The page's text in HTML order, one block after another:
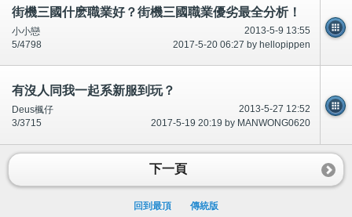
街機三國什麽職業好？街機三國職業優劣最全分析！
2013-5-9 13:55
小小戀
2017-5-20 06:27 by hellopippen
5/4798
有沒人同我一起系新服到玩？
2013-5-27 12:52
Deus楓仔
2017-5-19 20:19 by MANWONG0620
3/3715
下一頁
回到最頂 傳統版